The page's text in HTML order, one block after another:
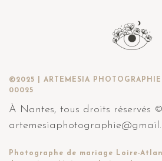
©2025 | ARTEMESIA
00025
À Nantes, tous droits réservés
Photographe de mariage Loire-